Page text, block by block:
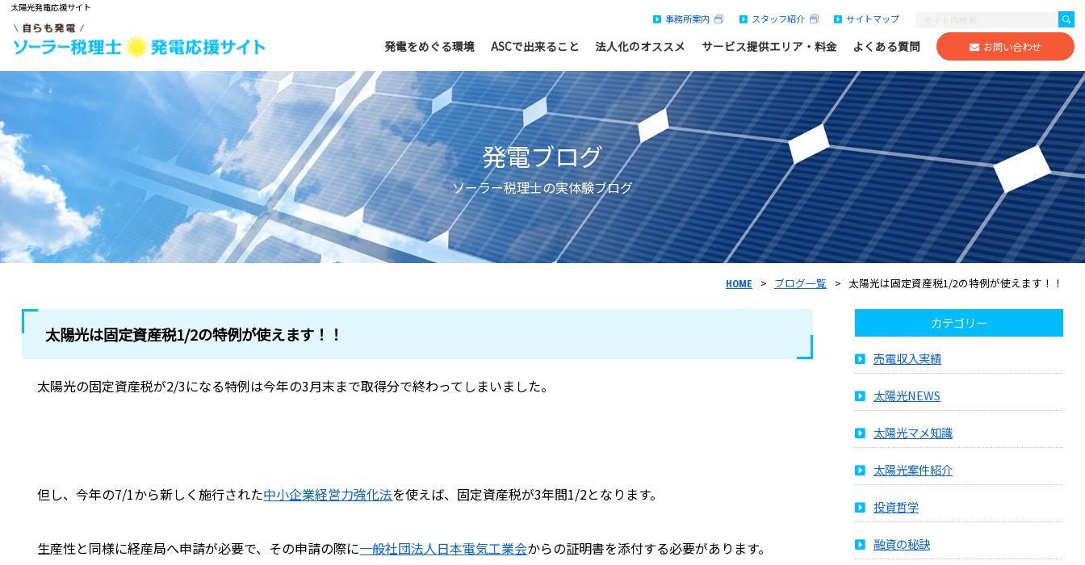
太陽光発電応援サイト
事務所案内 スタッフ紹介 サイトマップ
発電をめぐる環境 ASCで出来ること 法人化のオススメ サービス提供エリア・料金 よくある質問 お問い合わせ
発電ブログ
ソーラー税理士の実体験ブログ
HOME ブログ一覧 太陽光は固定資産税1/2の特例が使えます！！
太陽光は固定資産税1/2の特例が使えます！！
太陽光の固定資産税が2/3になる特例は今年の3月末まで取得分で終わってしまいました。
但し、今年の7/1から新しく施行された中小企業経営力強化法を使えば、固定資産税が3年間1/2となります。
生産性と同様に経産局へ申請が必要で、その申請の際に一般社団法人日本電気工業会からの証明書を添付する必要があります。
カテゴリー
売電収入実績
太陽光NEWS
太陽光マメ知識
太陽光案件紹介
投資哲学
融資の秘訣